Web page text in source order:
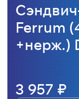
Ferrum
+нерж.)
3 957 ₽